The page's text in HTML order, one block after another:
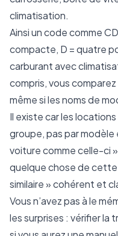
climatisation.
Ainsi un code comme
compacte, D = quatre
carburant avec
compris, vous
même si les noms de
Il existe car les
groupe, pas par
voiture comme celle-ci
quelque chose de
similaire » cohérent et
Vous n’avez pas à le
les surprises : vérifier la